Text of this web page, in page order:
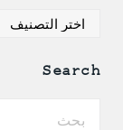
التصنيفات
Search